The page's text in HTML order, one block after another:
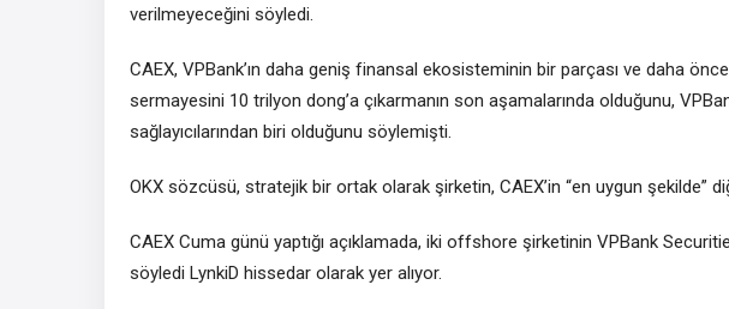
verilmeyeceğini söyledi.
CAEX, VPBank’ın daha geniş finansal ekosisteminin bir parçası ve daha
sermayesini 10 trilyon dong’a çıkarmanın son aşamalarında olduğunu,
sağlayıcılarından biri olduğunu söylemişti.
OKX sözcüsü, stratejik bir ortak olarak şirketin, CAEX’in “en uygun şekilde”
CAEX Cuma günü yaptığı açıklamada, iki offshore şirketinin VPBank
söyledi LynkiD hissedar olarak yer alıyor.